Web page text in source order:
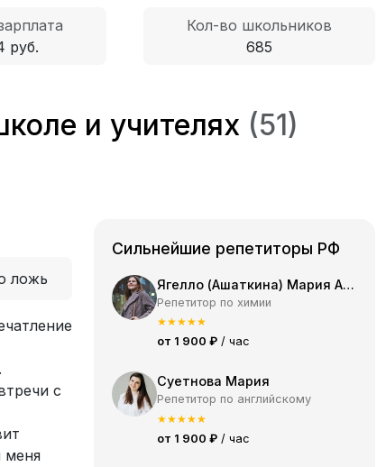
руб.
Кол-во школьников
685
и учителях (51)
ложь
с
меня
Сильнейшие репетиторы РФ
Ягелло (Ашаткина) Мария Александровна
Репетитор по химии
★★★★★
от 1 900 ₽ / час
Суетнова Мария
Репетитор по английскому
★★★★★
от 1 900 ₽ / час